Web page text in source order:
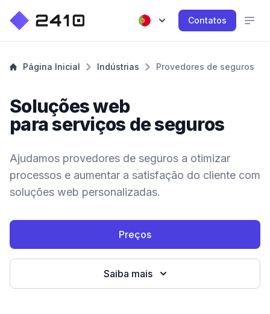
Contatos
Página Inicial Indústrias Provedores de seguros
Soluções web
para serviços de seguros
Ajudamos provedores de seguros a otimizar
processos e aumentar a satisfação do cliente com
soluções web personalizadas.
Preços
Saiba mais